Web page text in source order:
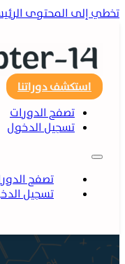
إلى المحتوى الرئيسي
استكشف دوراتنا
تصفح الدورات
تسجيل الدخول
تصفح الدورات
تسجيل الدخول